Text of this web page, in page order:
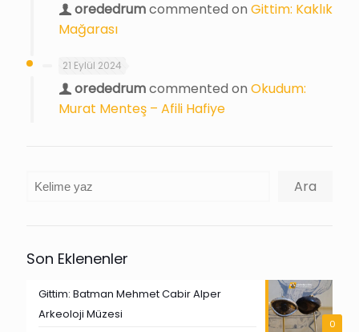
orededrumcommented on Gittim: Kaklık
Mağarası
21 Eylül 2024
orededrumcommented on Okudum:
Murat Menteş – Afili Hafiye
Ara Ara
Son Eklenenler
0
Gittim: Batman Mehmet Cabir Alper
Arkeoloji Müzesi